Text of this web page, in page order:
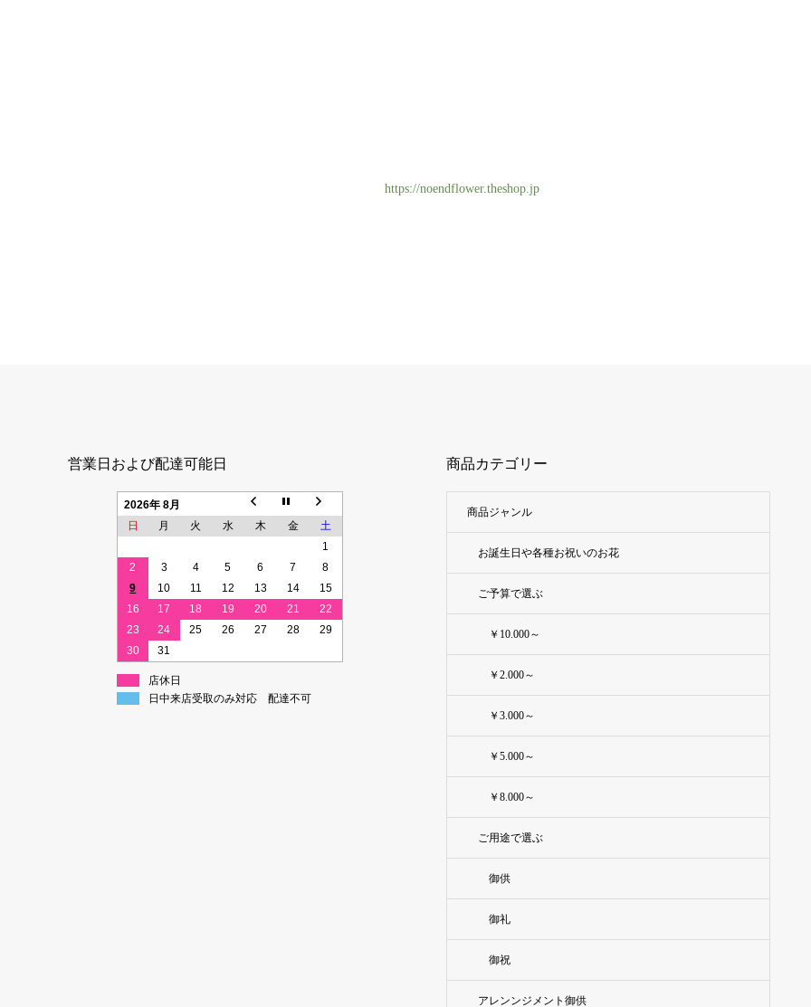
https://noendflower.theshop.jp
営業日および配達可能日
2026年 8月
日
月 火 水 木 金
土
1
2
3 4 5 6 7
8
9
10 11 12 13 14
15
16
17 18 19 20 21
22
23
24 25 26 27 28
29
30
31
店休日
日中来店受取のみ対応 配達不可
商品カテゴリー
商品ジャンル
お誕生日や各種お祝いのお花
ご予算で選ぶ
￥10.000～
￥2.000～
￥3.000～
￥5.000～
￥8.000～
ご用途で選ぶ
御供
御礼
御祝
アレンンジメント御供